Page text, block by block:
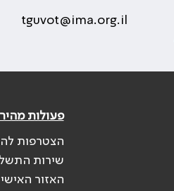
tguvot@ima.org.il
פעולות
הצטרפות
שירות
האזור האישי